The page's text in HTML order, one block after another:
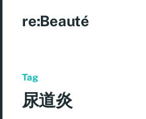
re:Beauté
Tag
尿道炎